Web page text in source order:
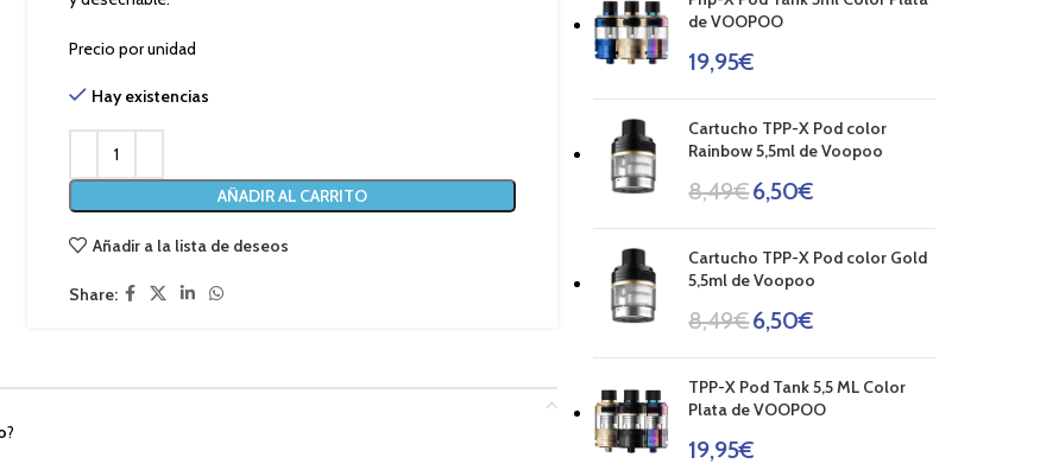
Precio por unidad
Hay existencias
AÑADIR AL CARRITO
Añadir a la lista de deseos
Share:
?
de VOOPOO
19,95€
Cartucho TPP-X Pod color
Rainbow 5,5ml de Voopoo
8,49€6,50€
Cartucho TPP-X Pod color Gold
5,5ml de Voopoo
8,49€6,50€
TPP-X Pod Tank 5,5 ML Color
Plata de VOOPOO
19,95€